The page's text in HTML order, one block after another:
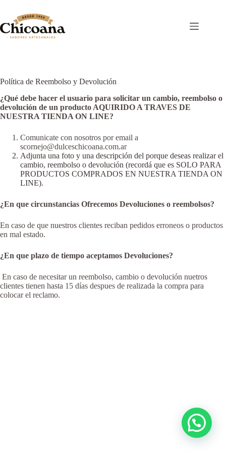
contenido
Política de Reembolso y Devolución
¿Qué debe hacer el usuario para solicitar un cambio, reembolso o
devolución de un producto AQUIRIDO A TRAVES DE
NUESTRA TIENDA ON LINE?
Comunicate con nosotros por email a
scornejo@dulceschicoana.com.ar
Adjunta una foto y una descripción del porque deseas realizar el
cambio, reembolso o devolución (recordá que es SOLO PARA
PRODUCTOS COMPRADOS EN NUESTRA TIENDA ON
LINE).
¿En que circunstancias Ofrecemos Devoluciones o reembolsos?
En caso de que nuestros clientes reciban pedidos erroneos o productos
en mal estado.
¿En que plazo de tiempo aceptamos Devoluciones?
En caso de necesitar un reembolso, cambio o devolución nuetros
clientes tienen hasta 15 días despues de realizada la compra para
colocar el reclamo.